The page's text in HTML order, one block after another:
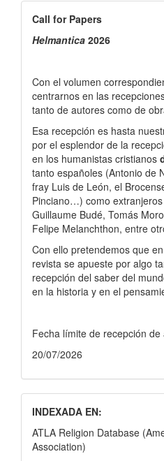
for
Papers
Call for Papers
Helmantica 2026
Con el volumen
centrarnos en las
tanto de autores como de
Esa recepción es hasta
por el esplendor de la
en los humanistas cristianos
tanto españoles (Antonio de
fray Luis de León, el
Pinciano…) como
Guillaume Budé, Tomás
Felipe Melanchthon, entre
Con ello pretendemos que
revista se apueste por algo
recepción del saber del
en la historia y en el
Fecha límite de recepción de
20/07/2026
INDEXADA EN:
ATLA Religion Database
Association)